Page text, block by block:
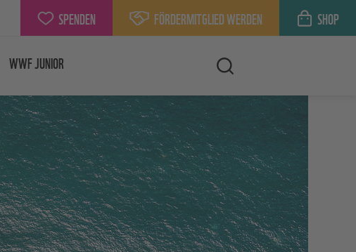
SPENDEN FÖRDERMITGLIED WERDEN SHOP
WWF JUNIOR